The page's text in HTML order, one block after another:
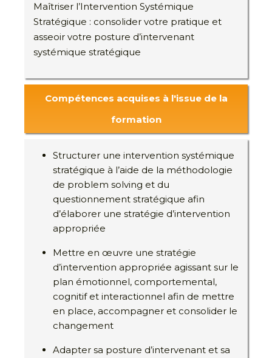
Maîtriser l’Intervention Systémique
Stratégique : consolider votre pratique et
asseoir votre posture d’intervenant
systémique stratégique
Compétences acquises à l'issue de la
formation
Structurer une intervention systémique
stratégique à l’aide de la méthodologie
de problem solving et du
questionnement stratégique afin
d’élaborer une stratégie d’intervention
appropriée
Mettre en œuvre une stratégie
d’intervention appropriée agissant sur le
plan émotionnel, comportemental,
cognitif et interactionnel afin de mettre
en place, accompagner et consolider le
changement
Adapter sa posture d’intervenant et sa